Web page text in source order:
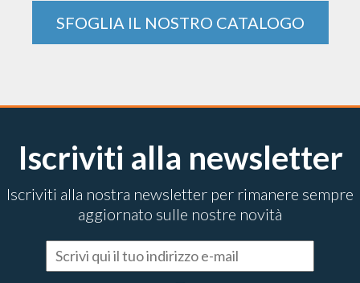
SFOGLIA IL NOSTRO CATALOGO
Iscriviti alla newsletter
Iscriviti alla nostra newsletter per rimanere sempre
aggiornato sulle nostre novità